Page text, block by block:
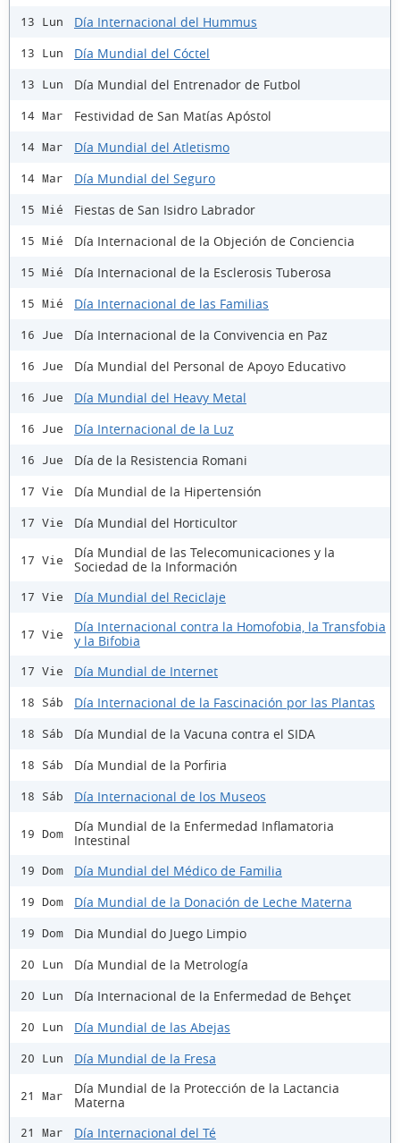
13 Lun Día Internacional del Hummus
13 Lun Día Mundial del Cóctel
13 Lun Día Mundial del Entrenador de Futbol
14 Mar Festividad de San Matías Apóstol
14 Mar Día Mundial del Atletismo
14 Mar Día Mundial del Seguro
15 Mié Fiestas de San Isidro Labrador
15 Mié Día Internacional de la Objeción de Conciencia
15 Mié Día Internacional de la Esclerosis Tuberosa
15 Mié Día Internacional de las Familias
16 Jue Día Internacional de la Convivencia en Paz
16 Jue Día Mundial del Personal de Apoyo Educativo
16 Jue Día Mundial del Heavy Metal
16 Jue Día Internacional de la Luz
16 Jue Día de la Resistencia Romani
17 Vie Día Mundial de la Hipertensión
17 Vie Día Mundial del Horticultor
17 Vie
Día Mundial de las Telecomunicaciones y la
Sociedad de la Información
17 Vie Día Mundial del Reciclaje
17 Vie
Día Internacional contra la Homofobia, la Transfobia
y la Bifobia
17 Vie Día Mundial de Internet
18 Sáb Día Internacional de la Fascinación por las Plantas
18 Sáb Día Mundial de la Vacuna contra el SIDA
18 Sáb Día Mundial de la Porfiria
18 Sáb Día Internacional de los Museos
19 Dom
Día Mundial de la Enfermedad Inflamatoria
Intestinal
19 Dom Día Mundial del Médico de Familia
19 Dom Día Mundial de la Donación de Leche Materna
19 Dom Dia Mundial do Juego Limpio
20 Lun Día Mundial de la Metrología
20 Lun Día Internacional de la Enfermedad de Behçet
20 Lun Día Mundial de las Abejas
20 Lun Día Mundial de la Fresa
21 Mar
Día Mundial de la Protección de la Lactancia
Materna
21 Mar Día Internacional del Té